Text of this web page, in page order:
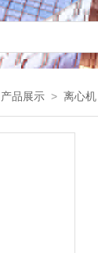
产品展示 > 离心机